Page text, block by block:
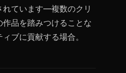
れています—複数のクリ
品を踏みつけることな
ブに貢献する場合。